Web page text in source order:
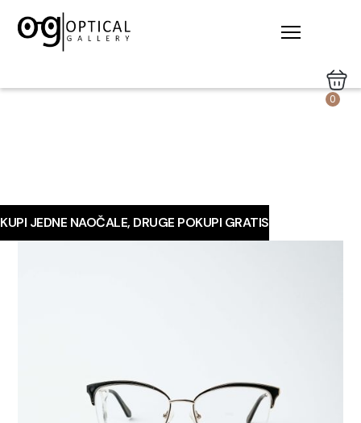
0
KUPI JEDNE NAOČALE, DRUGE POKUPI GRATIS